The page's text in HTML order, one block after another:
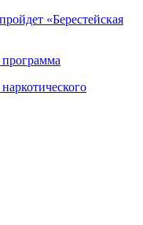
«Берестейская